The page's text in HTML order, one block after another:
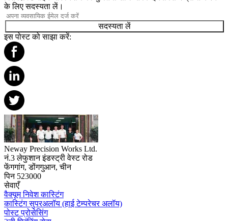
के लिए सदस्यता लें।
सदस्यता लें
इस पोस्ट को साझा करें:
Neway Precision Works Ltd.
नं.3 लेफुशान इंडस्ट्री वेस्ट रोड
फेंगगांग, डोंगगुआन, चीन
पिन 523000
सेवाएँ
वैक्यूम निवेश कास्टिंग
कास्टिंग सुपरअलॉय (हाई टेम्परेचर अलॉय)
पोस्ट प्रोसेसिंग